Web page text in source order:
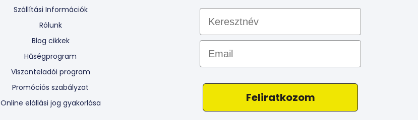
Szállítási Információk
Rólunk
Blog cikkek
Hűségprogram
Viszonteladói program
Promóciós szabályzat
Online elállási jog gyakorlása
Email
Feliratkozom